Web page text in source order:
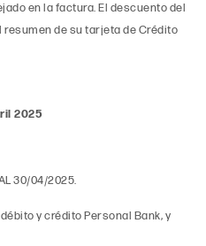
en la factura. El descuento del
resumen de su tarjeta de Crédito
2025
30/04/2025.
y crédito Personal Bank, y